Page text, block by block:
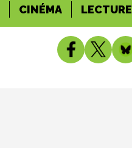
CINÉMA LECTURE